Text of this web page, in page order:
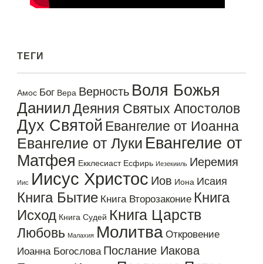
ТЕГИ
Амос Бог Вера Верность Воля Божья
ДаниилДеяния Святых Апостолов
Дух Святой Евангелие от Иоанна
Евангелие от Луки Евангелие от
Матфея Екклесиаст Есфирь Иезекииль Иеремия
Иис Иисус Христос Иов Иона Исаия
Книга Бытие Книга Второзаконие Книга
Исход Книга Судей Книга Царств
Любовь Малахия Молитва Откровение
Иоанна Богослова Послание Иакова